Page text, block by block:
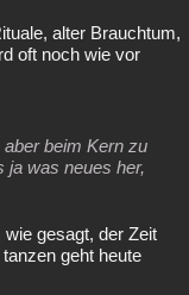
alter Brauchtum,
oft noch wie vor
beim Kern zu
ja was neues her,
gesagt, der Zeit
geht heute